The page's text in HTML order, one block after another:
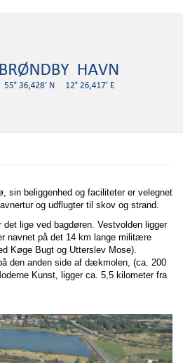
sin beliggenhed og faciliteter er velegnet
og udflugter til skov og strand.
lige ved bagdøren. Vestvolden ligger
navnet på det 14 km lange militære
Køge Bugt og Utterslev Mose).
den anden side af dækmolen, (ca. 200
Kunst, ligger ca. 5,5 kilometer fra